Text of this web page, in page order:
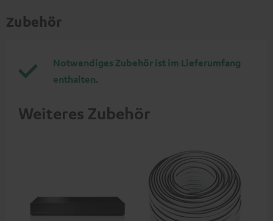
Zubehör
Notwendiges Zubehör ist im Lieferumfang
enthalten.
Weiteres Zubehör